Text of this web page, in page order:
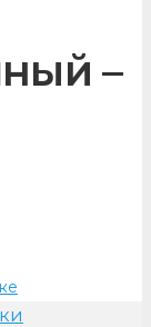
–